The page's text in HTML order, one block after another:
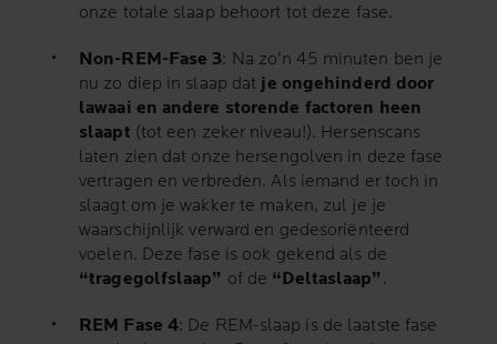
onze totale slaap behoort tot deze fase.
Non-REM-Fase 3: Na zo'n 45 minuten ben je
nu zo diep in slaap dat je ongehinderd door
lawaai en andere storende factoren heen
slaapt (tot een zeker niveau!). Hersenscans
laten zien dat onze hersengolven in deze fase
vertragen en verbreden. Als iemand er toch in
slaagt om je wakker te maken, zul je je
waarschijnlijk verward en gedesoriënteerd
voelen. Deze fase is ook gekend als de
“tragegolfslaap” of de “Deltaslaap” .
REM Fase 4: De REM-slaap is de laatste fase